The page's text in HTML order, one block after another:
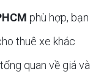
phù hợp, bạn
thuê xe khác
quan về giá và